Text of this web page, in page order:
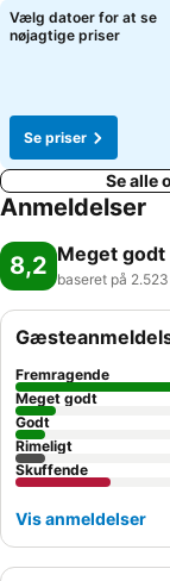
Vælg datoer for at se
nøjagtige priser
Se priser
Se alle
Anmeldelser
8,2 Meget godt
baseret på
Fremragende
Meget godt
Godt
Rimeligt
Skuffende
Vis anmeldelser